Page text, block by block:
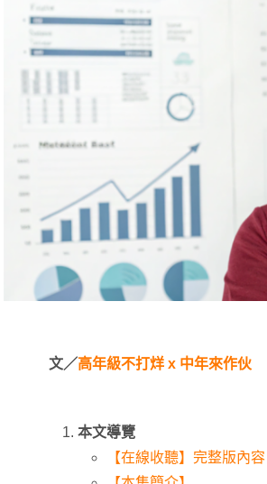
文／高年級不打烊 x 中年來作伙
本文導覽
【在線收聽】完整版內容